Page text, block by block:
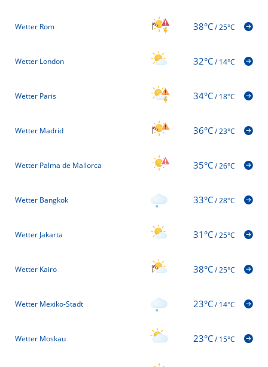
Wetter Rom 38°C/25°C
Wetter London 32°C/14°C
Wetter Paris 34°C/18°C
Wetter Madrid 36°C/23°C
Wetter Palma de Mallorca 35°C/26°C
Wetter Bangkok 33°C/28°C
Wetter Jakarta 31°C/25°C
Wetter Kairo 38°C/25°C
Wetter Mexiko-Stadt 23°C/14°C
Wetter Moskau 23°C/15°C